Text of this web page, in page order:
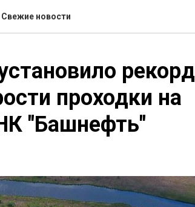
Свежие новости
рекорд
проходки на
"Башнефть"